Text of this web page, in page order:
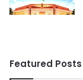
Featured Posts